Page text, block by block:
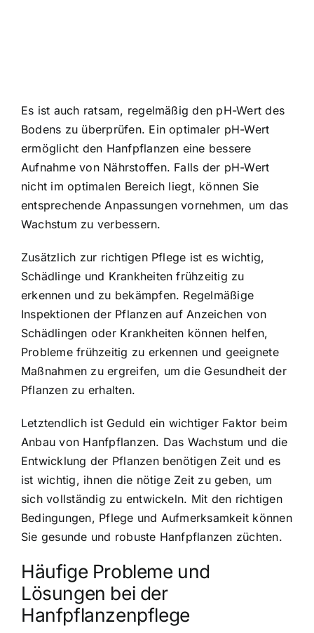
Es ist auch ratsam, regelmäßig den pH-Wert des
Bodens zu überprüfen. Ein optimaler pH-Wert
ermöglicht den Hanfpflanzen eine bessere
Aufnahme von Nährstoffen. Falls der pH-Wert
nicht im optimalen Bereich liegt, können Sie
entsprechende Anpassungen vornehmen, um das
Wachstum zu verbessern.
Zusätzlich zur richtigen Pflege ist es wichtig,
Schädlinge und Krankheiten frühzeitig zu
erkennen und zu bekämpfen. Regelmäßige
Inspektionen der Pflanzen auf Anzeichen von
Schädlingen oder Krankheiten können helfen,
Probleme frühzeitig zu erkennen und geeignete
Maßnahmen zu ergreifen, um die Gesundheit der
Pflanzen zu erhalten.
Letztendlich ist Geduld ein wichtiger Faktor beim
Anbau von Hanfpflanzen. Das Wachstum und die
Entwicklung der Pflanzen benötigen Zeit und es
ist wichtig, ihnen die nötige Zeit zu geben, um
sich vollständig zu entwickeln. Mit den richtigen
Bedingungen, Pflege und Aufmerksamkeit können
Sie gesunde und robuste Hanfpflanzen züchten.
Häufige Probleme und
Lösungen bei der
Hanfpflanzenpflege